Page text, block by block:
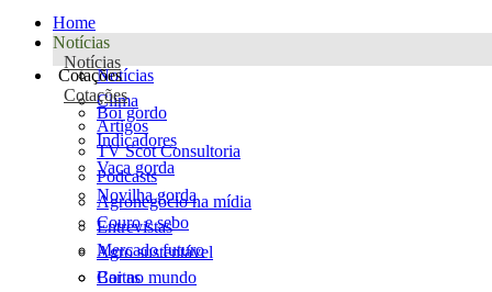
Home
Notícias
Notícias
Notícias
Clima
Artigos
TV Scot Consultoria
Podcasts
Agronegócio na mídia
Entrevistas
Agro sustentável
Cartas
Cotações
Cotações
Boi gordo
Indicadores
Vaca gorda
Novilha gorda
Couro e sebo
Mercado futuro
Boi no mundo